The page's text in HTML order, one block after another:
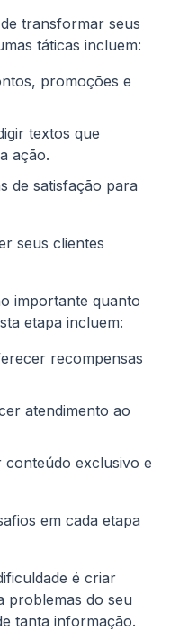
transformar seus
táticas incluem:
promoções e
textos que
ação.
de satisfação para
seus clientes
importante quanto
etapa incluem:
recompensas
atendimento ao
conteúdo exclusivo e
em cada etapa
é criar
problemas do seu
tanta informação.